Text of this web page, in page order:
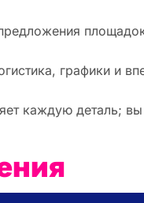
графики и
каждую деталь; вы